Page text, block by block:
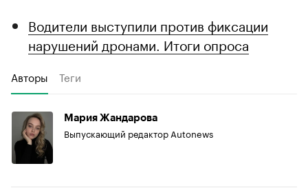
Водители выступили против фиксации
нарушений дронами. Итоги опроса
Авторы Теги
Мария Жандарова
Выпускающий редактор Autonews